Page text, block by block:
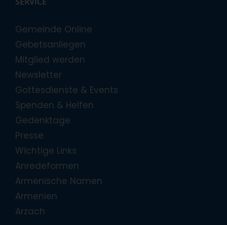
Gemeinde Online
Gebetsanliegen
Mitglied werden
Newsletter
Gottesdienste & Events
Spenden & Helfen
Gedenktage
Presse
Wichtige Links
Anredeformen
Armenische Namen
Armenien
Arzach